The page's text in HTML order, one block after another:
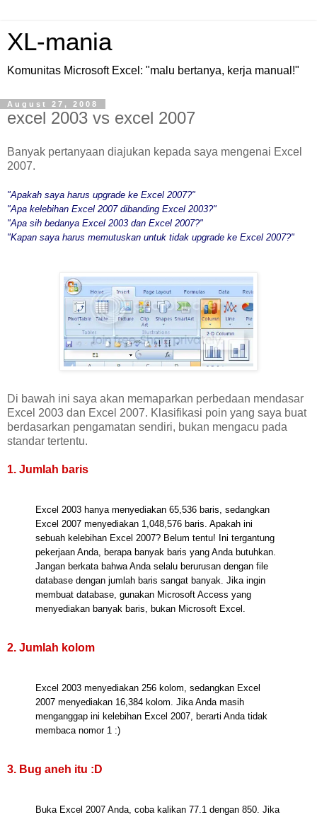
XL-mania
Komunitas Microsoft Excel: "malu bertanya, kerja manual!"
August 27, 2008
excel 2003 vs excel 2007
Banyak pertanyaan diajukan kepada saya mengenai Excel
2007.
"Apakah saya harus upgrade ke Excel 2007?"
"Apa kelebihan Excel 2007 dibanding Excel 2003?"
"Apa sih bedanya Excel 2003 dan Excel 2007?"
"Kapan saya harus memutuskan untuk tidak upgrade ke Excel 2007?"
Di bawah ini saya akan memaparkan perbedaan mendasar
Excel 2003 dan Excel 2007. Klasifikasi poin yang saya buat
berdasarkan pengamatan sendiri, bukan mengacu pada
standar tertentu.
1. Jumlah baris
Excel 2003 hanya menyediakan 65,536 baris, sedangkan
Excel 2007 menyediakan 1,048,576 baris. Apakah ini
sebuah kelebihan Excel 2007? Belum tentu! Ini tergantung
pekerjaan Anda, berapa banyak baris yang Anda butuhkan.
Jangan berkata bahwa Anda selalu berurusan dengan file
database dengan jumlah baris sangat banyak. Jika ingin
membuat database, gunakan Microsoft Access yang
menyediakan banyak baris, bukan Microsoft Excel.
2. Jumlah kolom
Excel 2003 menyediakan 256 kolom, sedangkan Excel
2007 menyediakan 16,384 kolom. Jika Anda masih
menganggap ini kelebihan Excel 2007, berarti Anda tidak
membaca nomor 1 :)
3. Bug aneh itu :D
Buka Excel 2007 Anda, coba kalikan 77.1 dengan 850. Jika